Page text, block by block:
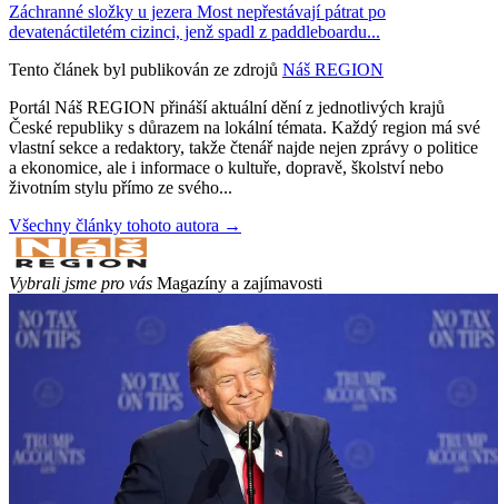
Záchranné složky u jezera Most nepřestávají pátrat po
devatenáctiletém cizinci, jenž spadl z paddleboardu...
Tento článek byl publikován ze zdrojů Náš REGION
Portál Náš REGION přináší aktuální dění z jednotlivých krajů
České republiky s důrazem na lokální témata. Každý region má své
vlastní sekce a redaktory, takže čtenář najde nejen zprávy o politice
a ekonomice, ale i informace o kultuře, dopravě, školství nebo
životním stylu přímo ze svého...
Všechny články tohoto autora →
Vybrali jsme pro vás Magazíny a zajímavosti